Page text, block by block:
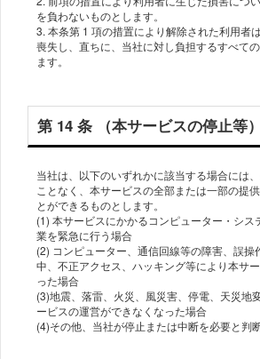
を負わないものとします。
3. 本条第 1 項の措置により解除された利⽤者
喪失し、直ちに、当社に対し負担するすべて
第 14 条 （本サービスの停⽌等）
当社は、以下のいずれかに該当する場合には
ことなく、本サービスの全部または⼀部の提
とができるものとします。
(1) 本サービスにかかるコンピューター・シ
業を緊急に⾏う場合
(2) コンピューター、通信回線等の障害、誤
中、不正アクセス、ハッキング等により本サ
った場合
(3)地震、落雷、⽕災、⾵災害、停電、天災地
ービスの運営ができなくなった場合